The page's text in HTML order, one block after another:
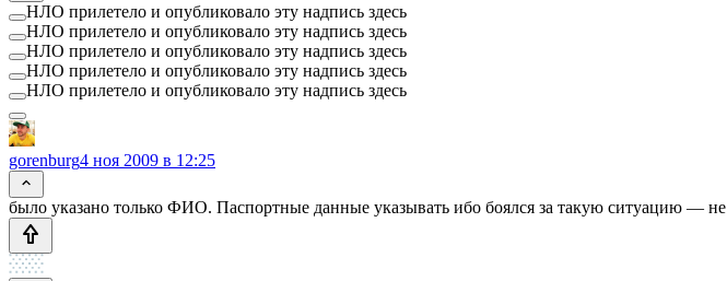
НЛО прилетело и опубликовало эту надпись здесь
НЛО прилетело и опубликовало эту надпись здесь
НЛО прилетело и опубликовало эту надпись здесь
НЛО прилетело и опубликовало эту надпись здесь
НЛО прилетело и опубликовало эту надпись здесь
gorenburg4 ноя 2009 в 12:25
было указано только ФИО. Паспортные данные указывать ибо боялся за такую ситуацию —